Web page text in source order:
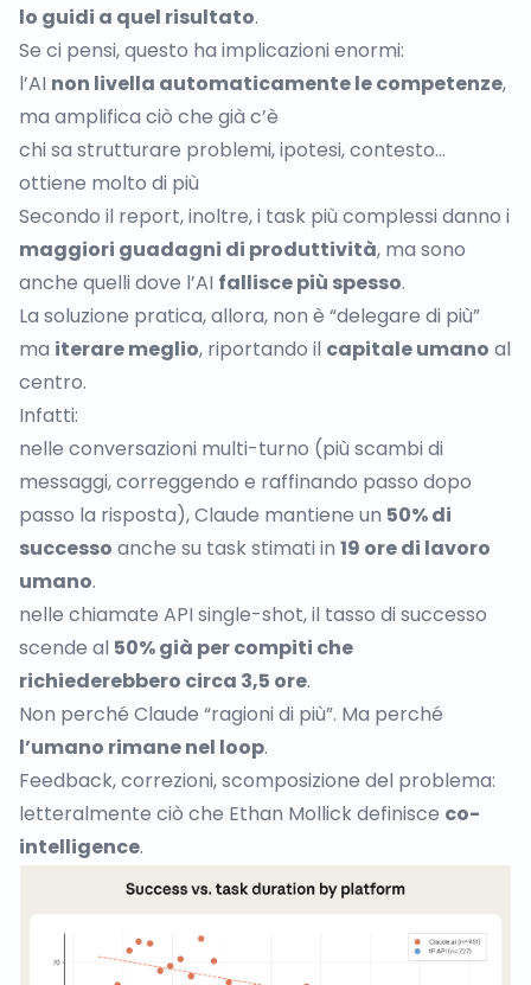
lo guidi a quel risultato.
Se ci pensi, questo ha implicazioni enormi:
l’AI non livella automaticamente le competenze,
ma amplifica ciò che già c’è
chi sa strutturare problemi, ipotesi, contesto…
ottiene molto di più
Secondo il report, inoltre, i task più complessi danno i
maggiori guadagni di produttività, ma sono
anche quelli dove l’AI fallisce più spesso.
La soluzione pratica, allora, non è “delegare di più”
ma iterare meglio, riportando il capitale umano al
centro.
Infatti:
nelle conversazioni multi-turno (più scambi di
messaggi, correggendo e raffinando passo dopo
passo la risposta), Claude mantiene un 50% di
successo anche su task stimati in 19 ore di lavoro
umano.
nelle chiamate API single-shot, il tasso di successo
scende al 50% già per compiti che
richiederebbero circa 3,5 ore.
Non perché Claude “ragioni di più”. Ma perché
l’umano rimane nel loop.
Feedback, correzioni, scomposizione del problema:
letteralmente ciò che Ethan Mollick definisce co-
intelligence.